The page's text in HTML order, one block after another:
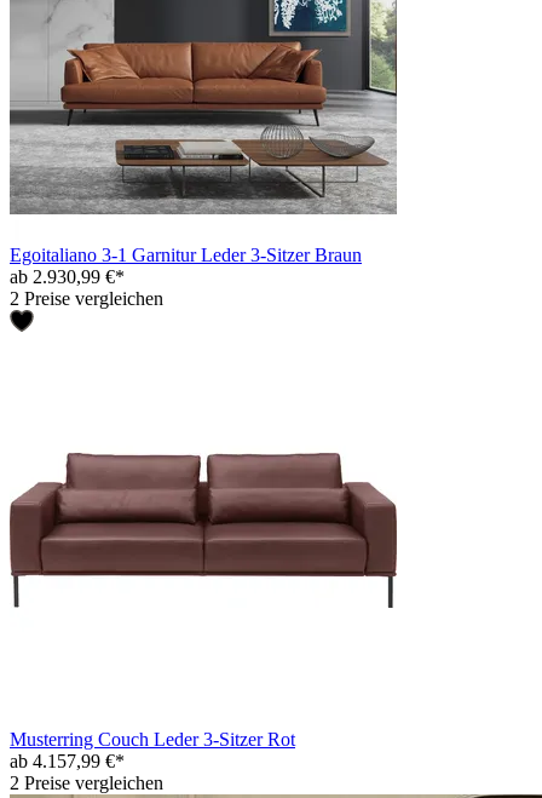
Egoitaliano 3-1 Garnitur Leder 3-Sitzer Braun
ab 2.930,99 €*
2 Preise vergleichen
Musterring Couch Leder 3-Sitzer Rot
ab 4.157,99 €*
2 Preise vergleichen